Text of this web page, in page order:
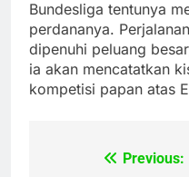
Bundesliga tentunya
perdananya.
dipenuhi peluang
ia akan mencatatkan
kompetisi papan atas
Previous: